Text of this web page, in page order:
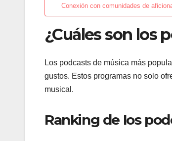
Conexión con comunidades de
¿Cuáles son los
Los podcasts de música más
gustos. Estos programas no solo
musical.
Ranking de los